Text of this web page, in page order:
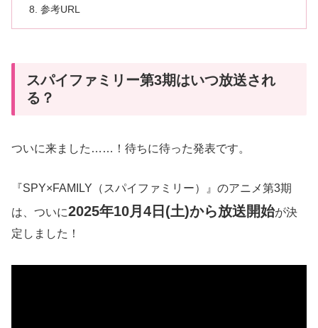
参考URL
スパイファミリー第3期はいつ放送され
る？
ついに来ました……！待ちに待った発表です。
『SPY×FAMILY（スパイファミリー）』のアニメ第3期
は、ついに2025年10月4日(土)から放送開始が決
定しました！